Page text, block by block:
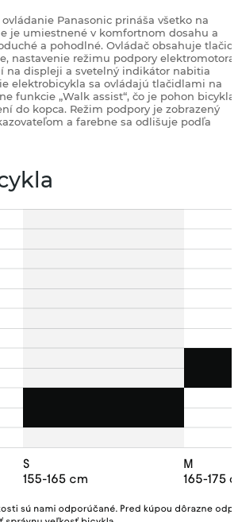
Panasonic prináša všetko na
je umiestnené v komfortnom dosahu a
a pohodlné. Ovládač obsahuje
nastavenie režimu podpory elektromotora,
na displeji a svetelný indikátor nabitia
elektrobicykla sa ovládajú tlačidlami na
funkcie „Walk assist“, čo je pohon bicykla
do kopca. Režim podpory je zobrazený
a farebne sa odlišuje podľa